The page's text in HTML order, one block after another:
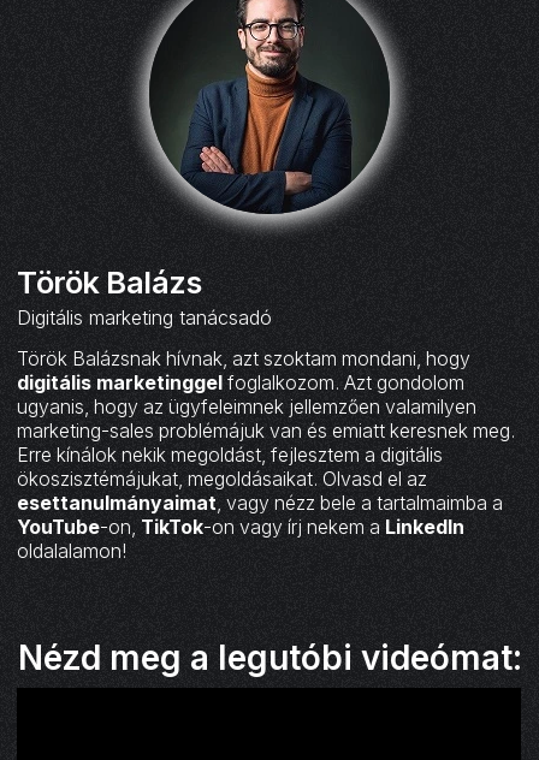
Török Balázs
Digitális marketing tanácsadó
Török Balázsnak hívnak, azt szoktam mondani, hogy
digitális marketinggel foglalkozom. Azt gondolom
ugyanis, hogy az ügyfeleimnek jellemzően valamilyen
marketing-sales problémájuk van és emiatt keresnek meg.
Erre kínálok nekik megoldást, fejlesztem a digitális
ökoszisztémájukat, megoldásaikat. Olvasd el az
esettanulmányaimat, vagy nézz bele a tartalmaimba a
YouTube-on, TikTok-on vagy írj nekem a LinkedIn
oldalalamon!
Nézd meg a legutóbi videómat: